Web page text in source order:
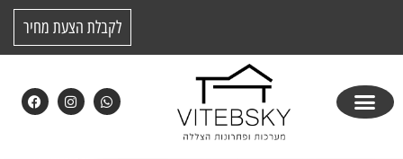
לקבלת הצעת מחיר